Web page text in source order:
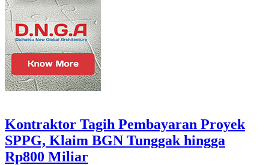
Kontraktor Tagih Pembayaran Proyek
SPPG, Klaim BGN Tunggak hingga
Rp800 Miliar